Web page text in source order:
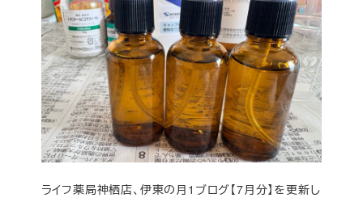
ライフ薬局神栖店、伊東の月1ブログ【7月分】を更新し